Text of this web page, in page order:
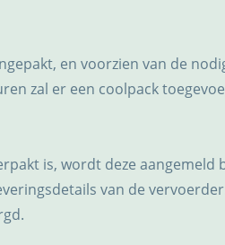
en voorzien van de
zal er een coolpack
is, wordt deze aangemeld
van de